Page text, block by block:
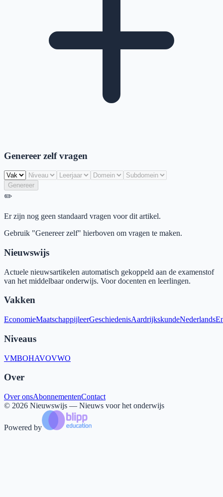
Genereer zelf vragen
Genereer
✏️
Er zijn nog geen standaard vragen voor dit artikel.
Gebruik "Genereer zelf" hierboven om vragen te maken.
Nieuwswijs
Actuele nieuwsartikelen automatisch gekoppeld aan de examenstof
van het middelbaar onderwijs. Voor docenten en leerlingen.
Vakken
EconomieMaatschappijleerGeschiedenisAardrijkskundeNederlands
Niveaus
VMBOHAVOVWO
Over
Over onsAbonnementenContact
© 2026 Nieuwswijs — Nieuws voor het onderwijs
Powered by